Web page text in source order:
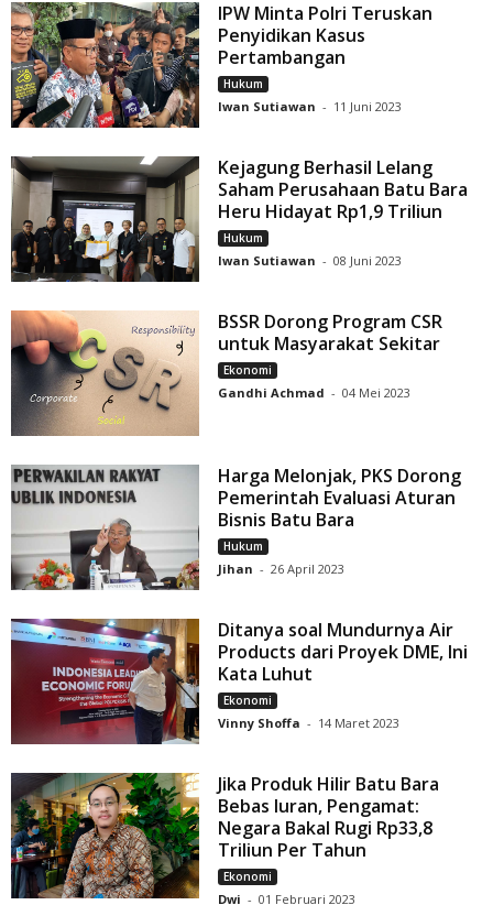
IPW Minta Polri Teruskan
Penyidikan Kasus
Pertambangan
Hukum
Iwan Sutiawan - 11 Juni 2023
Kejagung Berhasil Lelang
Saham Perusahaan Batu Bara
Heru Hidayat Rp1,9 Triliun
Hukum
Iwan Sutiawan - 08 Juni 2023
BSSR Dorong Program CSR
untuk Masyarakat Sekitar
Ekonomi
Gandhi Achmad - 04 Mei 2023
Harga Melonjak, PKS Dorong
Pemerintah Evaluasi Aturan
Bisnis Batu Bara
Hukum
Jihan - 26 April 2023
Ditanya soal Mundurnya Air
Products dari Proyek DME, Ini
Kata Luhut
Ekonomi
Vinny Shoffa - 14 Maret 2023
Jika Produk Hilir Batu Bara
Bebas Iuran, Pengamat:
Negara Bakal Rugi Rp33,8
Triliun Per Tahun
Ekonomi
Dwi - 01 Februari 2023